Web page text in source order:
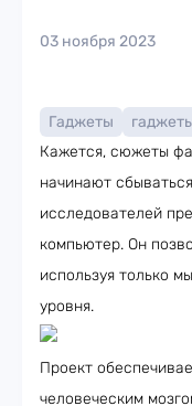
03 ноября 2023
Гаджеты
Кажется, сюжеты
начинают
исследователей
компьютер. Он
используя только
уровня.
Проект
человеческим